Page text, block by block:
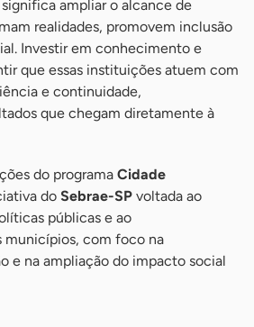
ampliar o alcance de
realidades, promovem inclusão
Investir em conhecimento e
que essas instituições atuem com
e continuidade,
que chegam diretamente à
do programa Cidade
do Sebrae-SP voltada ao
públicas e ao
municípios, com foco na
e na ampliação do impacto social